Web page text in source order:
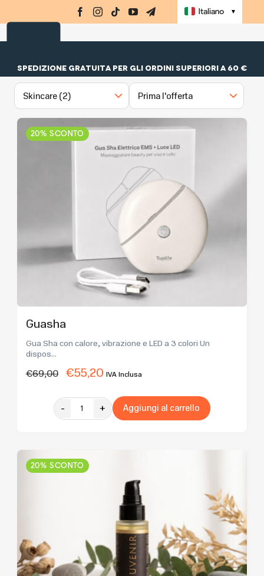
al
Italiano ▼
Challenge
Masterclass
Libri
SPEDIZIONE GRATUITA PER GLI ORDINI SUPERIORI A 60 €
20% SCONTO
Guasha
Gua Sha con calore, vibrazione e LED a 3 colori Un
dispos...
€69,00 €55,20 IVA Inclusa
- + Aggiungi al carrello
20% SCONTO